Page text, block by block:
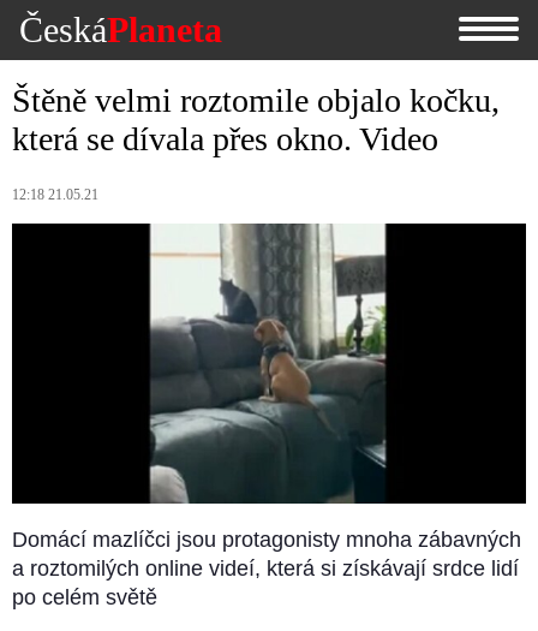
ČeskáPlaneta
Štěně velmi roztomile objalo kočku,
která se dívala přes okno. Video
12:18 21.05.21
Domácí mazlíčci jsou protagonisty mnoha zábavných
a roztomilých online videí, která si získávají srdce lidí
po celém světě